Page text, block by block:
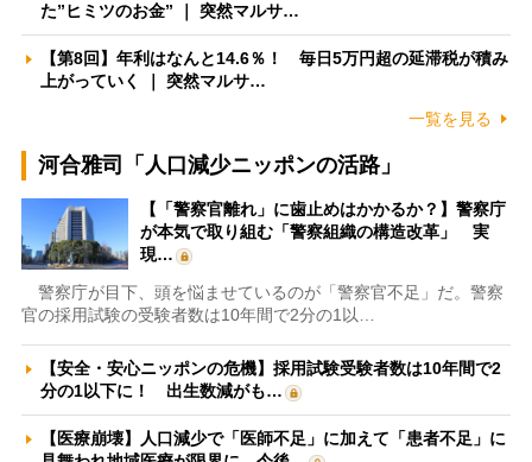
た”ヒミツのお金” ｜ 突然マルサ…
【第8回】年利はなんと14.6％！ 毎日5万円超の延滞税が積み
上がっていく ｜ 突然マルサ…
一覧を見る
河合雅司「人口減少ニッポンの活路」
【「警察官離れ」に歯止めはかかるか？】警察庁
が本気で取り組む「警察組織の構造改革」 実
現…
警察庁が目下、頭を悩ませているのが「警察官不足」だ。警察
官の採用試験の受験者数は10年間で2分の1以…
【安全・安心ニッポンの危機】採用試験受験者数は10年間で2
分の1以下に！ 出生数減がも…
【医療崩壊】人口減少で「医師不足」に加えて「患者不足」に